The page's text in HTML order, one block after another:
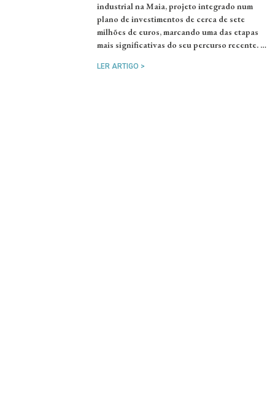
industrial na Maia, projeto integrado num
plano de investimentos de cerca de sete
milhões de euros, marcando uma das etapas
mais significativas do seu percurso recente. …
LER ARTIGO >